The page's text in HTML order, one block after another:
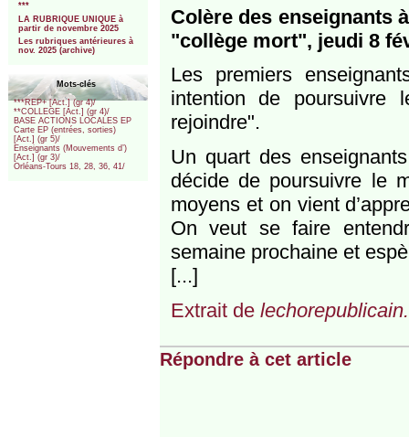
***
LA RUBRIQUE UNIQUE à
partir de novembre 2025
Les rubriques antérieures à
nov. 2025 (archive)
Mots-clés
***REP+ [Act.] (gr 4)/
**COLLEGE [Act.] (gr 4)/
BASE ACTIONS LOCALES EP
Carte EP (entrées, sorties)
[Act.] (gr 5)/
Enseignants (Mouvements d’)
[Act.] (gr 3)/
Orléans-Tours 18, 28, 36, 41/
Colère des enseignants
"collège mort", jeudi 8
Les premiers
intention de poursuivre
rejoindre".
Un quart des
décide de poursuivre le
moyens et on vient
On veut se faire
semaine prochaine et
[...]
Extrait de
Répondre à cet article